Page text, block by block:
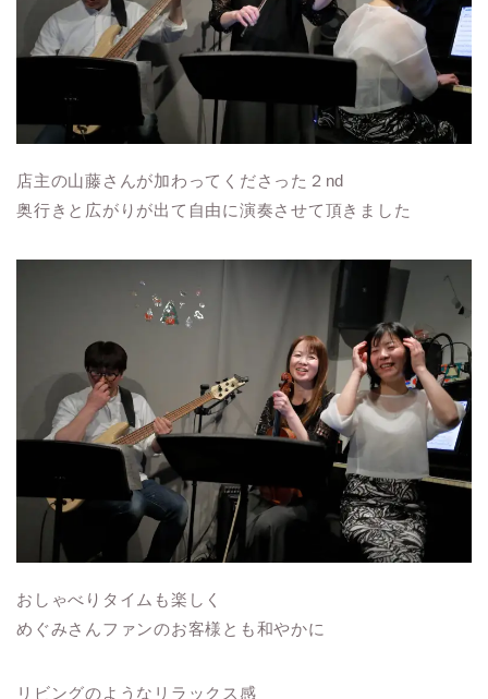
店主の山藤さんが加わってくださった２nd
奥行きと広がりが出て自由に演奏させて頂きました
おしゃべりタイムも楽しく
めぐみさんファンのお客様とも和やかに
リビングのようなリラックス感